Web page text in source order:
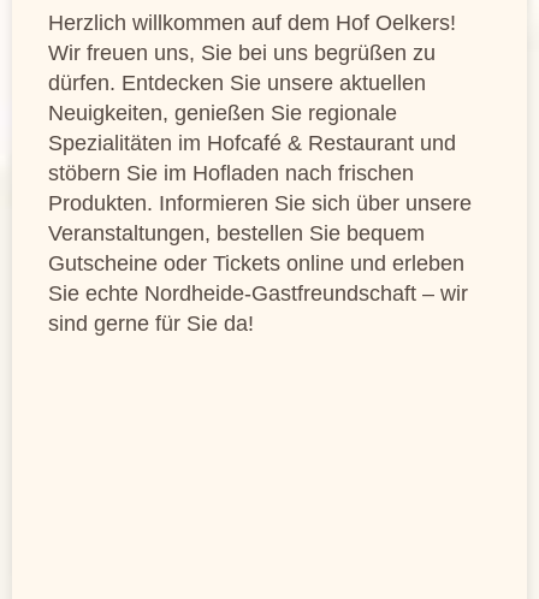
Herzlich willkommen auf dem Hof Oelkers!
Wir freuen uns, Sie bei uns begrüßen zu
dürfen. Entdecken Sie unsere aktuellen
Neuigkeiten, genießen Sie regionale
Spezialitäten im Hofcafé & Restaurant und
stöbern Sie im Hofladen nach frischen
Produkten. Informieren Sie sich über unsere
Veranstaltungen, bestellen Sie bequem
Gutscheine oder Tickets online und erleben
Sie echte Nordheide-Gastfreundschaft – wir
sind gerne für Sie da!